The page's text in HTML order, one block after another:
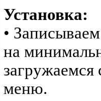
Установка:
•
на
загружаемся
меню.